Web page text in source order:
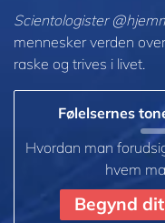
Scientologister
mennesker verden
raske og trives i livet.
Følelsernes
Hvordan man
hvem
Begynd